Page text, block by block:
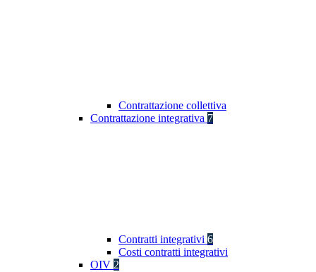
Contrattazione collettiva
Contrattazione integrativa 7
Contratti integrativi 6
Costi contratti integrativi
OIV 2